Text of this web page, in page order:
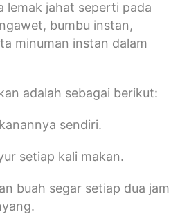
lemak jahat seperti pada
bumbu instan,
minuman instan dalam
adalah sebagai berikut:
sendiri.
setiap kali makan.
buah segar setiap dua jam